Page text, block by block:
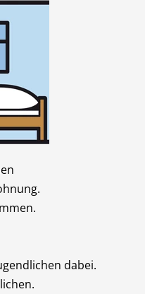
dabei.